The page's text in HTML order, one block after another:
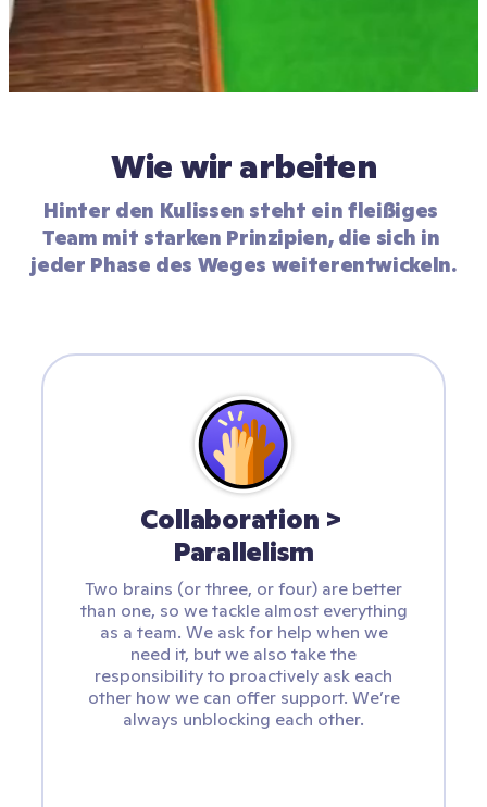
Wie wir arbeiten
Hinter den Kulissen steht ein fleißiges
Team mit starken Prinzipien, die sich in
jeder Phase des Weges weiterentwickeln.
Collaboration >
Parallelism
Two brains (or three, or four) are better
than one, so we tackle almost everything
as a team. We ask for help when we
need it, but we also take the
responsibility to proactively ask each
other how we can offer support. We’re
always unblocking each other.